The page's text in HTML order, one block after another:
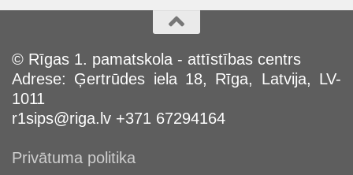
© Rīgas 1. pamatskola - attīstības centrs
Adrese: Ģertrūdes iela 18, Rīga, Latvija, LV-
1011
r1sips@riga.lv +371 67294164
Privātuma politika